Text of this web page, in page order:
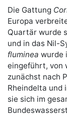
Die Gattung
Europa
Quartär wurde
und in das Nil-
fluminea wurde
eingeführt, von
zunächst nach
Rheindelta und
sie sich im